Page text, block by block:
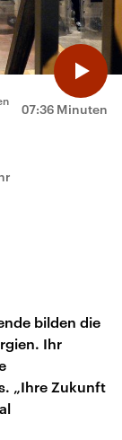
07:36 Minuten
bilden die
Ihr
„Ihre Zukunft